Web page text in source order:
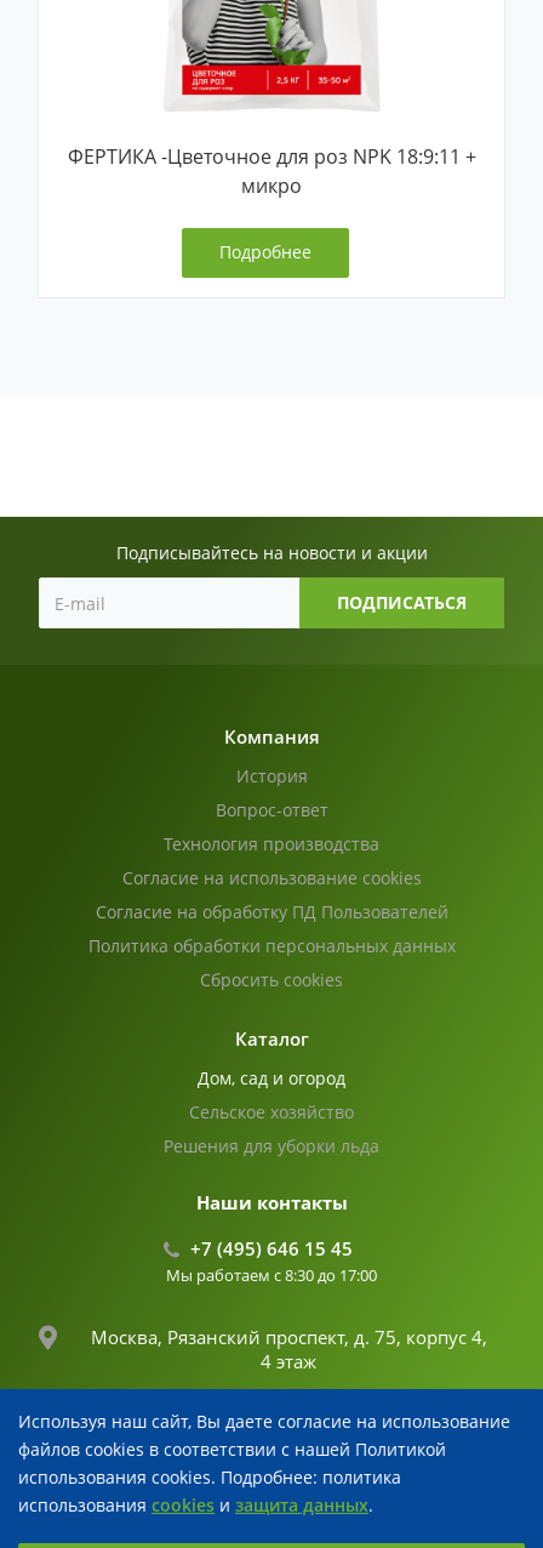
ФЕРТИКА -Цветочное для роз NPK 18:9:11 +
микро
Подробнее
Подписывайтесь на новости и акции
Компания
История
Вопрос-ответ
Технология производства
Согласие на использование cookies
Согласие на обработку ПД Пользователей
Политика обработки персональных данных
Сбросить cookies
Каталог
Дом, сад и огород
Сельское хозяйство
Решения для уборки льда
Наши контакты
+7 (495) 646 15 45
Мы работаем с 8:30 до 17:00
Москва, Рязанский проспект, д. 75, корпус 4,
4 этаж
info@fertika.com
Используя наш сайт, Вы даете согласие на использование
файлов cookies в соответствии с нашей Политикой
использования cookies. Подробнее: политика
использования cookies и защита данных.